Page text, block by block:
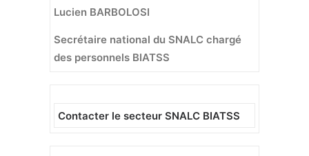
Lucien BARBOLOSI
Secrétaire national du SNALC chargé
des personnels BIATSS
Contacter le secteur SNALC BIATSS